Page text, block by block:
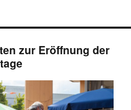
zur Eröffnung der